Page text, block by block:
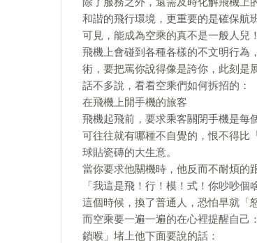
和諧的飛行環境，更重要的是確保航
可見，能成為空乘的真不是一般人兒！
飛機上會碰到各種各樣的不文明行為
術，要把罵你說得像是誇你，此刻是
話不多說，看看空乘們如何拆招的：
在飛機上開手機的旅客
飛機起飛前，要求乘客關閉手機是每
可往往就有哪種不自覺的，恨不得比
球貼瓷磚的大生意。
當你要求他關機時，他反而不耐煩的
「我這是飛！行！模！式！你吵吵個
這個時候，換了普通人，恐怕早就「
而空乘要一遍一遍的在心裡提醒自己
鎖喉」堵上他下面要說的話：